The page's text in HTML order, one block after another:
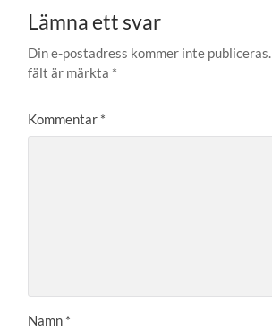
Lämna ett svar
Din e-postadress kommer inte publiceras.
fält är märkta *
Kommentar *
Namn *